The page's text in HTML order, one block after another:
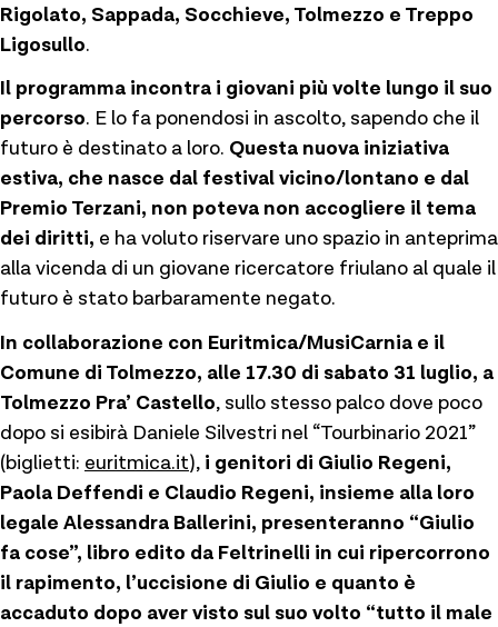
Rigolato, Sappada, Socchieve, Tolmezzo e Treppo
Ligosullo.
Il programma incontra i giovani più volte lungo il suo
percorso. E lo fa ponendosi in ascolto, sapendo che il
futuro è destinato a loro. Questa nuova iniziativa
estiva, che nasce dal festival vicino/lontano e dal
Premio Terzani, non poteva non accogliere il tema
dei diritti, e ha voluto riservare uno spazio in anteprima
alla vicenda di un giovane ricercatore friulano al quale il
futuro è stato barbaramente negato.
In collaborazione con Euritmica/MusiCarnia e il
Comune di Tolmezzo, alle 17.30 di sabato 31 luglio, a
Tolmezzo Pra’ Castello, sullo stesso palco dove poco
dopo si esibirà Daniele Silvestri nel “Tourbinario 2021”
(biglietti: euritmica.it), i genitori di Giulio Regeni,
Paola Deffendi e Claudio Regeni, insieme alla loro
legale Alessandra Ballerini, presenteranno “Giulio
fa cose”, libro edito da Feltrinelli in cui ripercorrono
il rapimento, l’uccisione di Giulio e quanto è
accaduto dopo aver visto sul suo volto “tutto il male